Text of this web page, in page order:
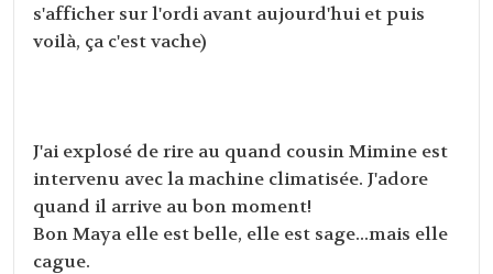
s'afficher sur l'ordi avant aujourd'hui et puis
voilà, ça c'est vache)
J'ai explosé de rire au quand cousin Mimine est
intervenu avec la machine climatisée. J'adore
quand il arrive au bon moment!
Bon Maya elle est belle, elle est sage...mais elle
cague.